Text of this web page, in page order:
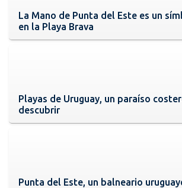
La Mano de Punta del Este es un
en la Playa Brava
Playas de Uruguay, un paraíso
descubrir
Punta del Este, un balneario